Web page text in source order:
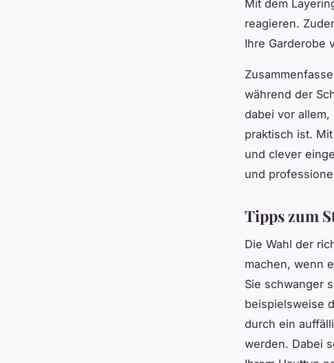
Mit dem
reagieren.
Ihre Garderobe
während der
dabei vor
praktisch ist.
und clever
und
Tipps zum
Die Wahl der
machen, wenn
Sie schwanger
beispielsweise
durch ein
werden. Dabei